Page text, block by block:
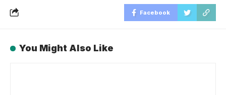
Facebook
You Might Also Like